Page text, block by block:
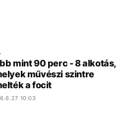
mint 90 perc - 8 alkotás,
művészi szintre
a focit
10:03